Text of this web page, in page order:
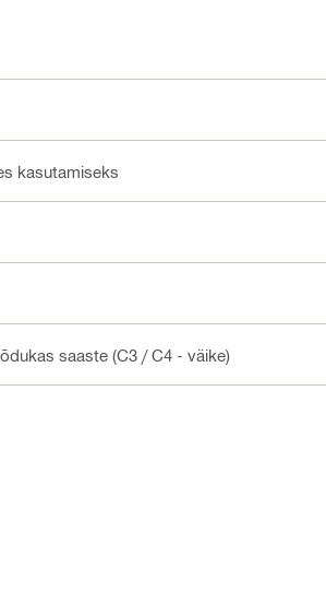
kasutamiseks
saaste (C3 / C4 - väike)